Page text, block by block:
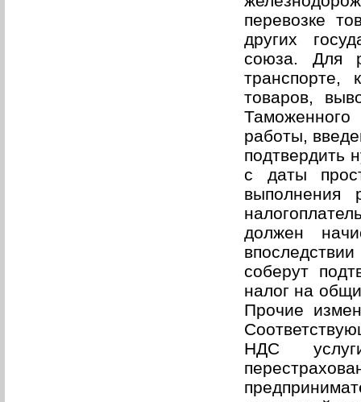
перевозке
других
союза. Для
транспорте,
товаров,
работы,
подтвердить
с даты
выполнения
должен
соберут
налог на
Прочие
НДС